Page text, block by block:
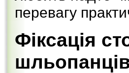
перевагу
Фіксація